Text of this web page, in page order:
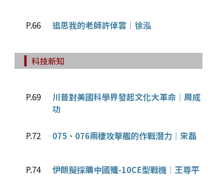
P.66 追思我的老師許倬雲│徐泓
科技新知
P.69
川普對美國科學界發起文化大革命│周成
功
P.72 075、076兩棲攻擊艦的作戰潛力│宋磊
P.74 伊朗擬採購中國殲-10CE型戰機│王尊平